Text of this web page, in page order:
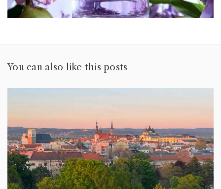
You can also like this posts